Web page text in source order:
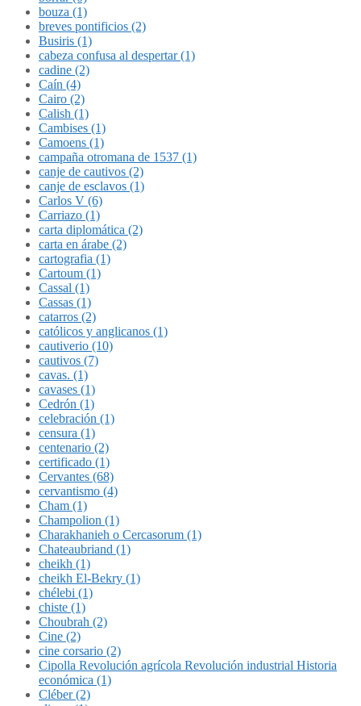
bouza (1)
breves pontificios (2)
Busiris (1)
cabeza confusa al despertar (1)
cadine (2)
Caín (4)
Cairo (2)
Calish (1)
Cambises (1)
Camoens (1)
campaña otromana de 1537 (1)
canje de cautivos (2)
canje de esclavos (1)
Carlos V (6)
Carriazo (1)
carta diplomática (2)
carta en árabe (2)
cartografia (1)
Cartoum (1)
Cassal (1)
Cassas (1)
catarros (2)
católicos y anglicanos (1)
cautiverio (10)
cautivos (7)
cavas. (1)
cavases (1)
Cedrón (1)
celebración (1)
censura (1)
centenario (2)
certificado (1)
Cervantes (68)
cervantismo (4)
Cham (1)
Champolion (1)
Charakhanieh o Cercasorum (1)
Chateaubriand (1)
cheikh (1)
cheikh El-Bekry (1)
chélebi (1)
chiste (1)
Choubrah (2)
Cine (2)
cine corsario (2)
Cipolla Revolución agrícola Revolución industrial Historia
económica (1)
Cléber (2)